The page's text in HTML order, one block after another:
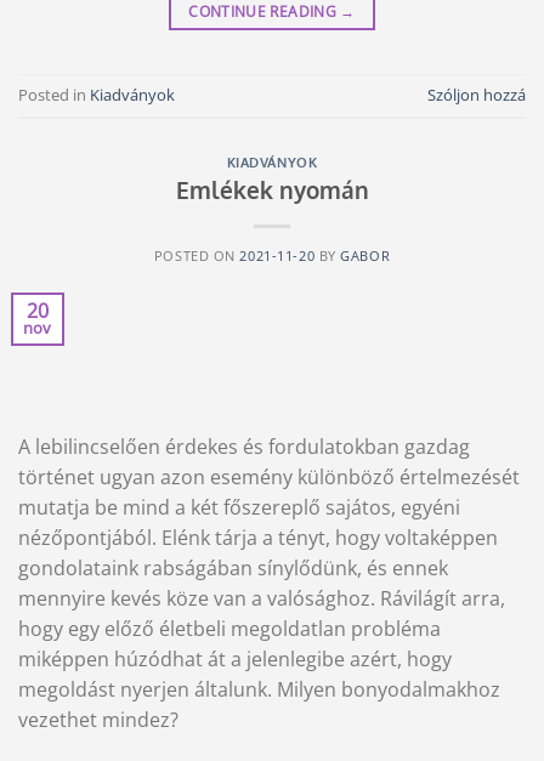
CONTINUE READING →
Posted in Kiadványok Szóljon hozzá
KIADVÁNYOK
Emlékek nyomán
POSTED ON 2021-11-20 BYGABOR
20
nov
A lebilincselően érdekes és fordulatokban gazdag
történet ugyan azon esemény különböző értelmezését
mutatja be mind a két főszereplő sajátos, egyéni
nézőpontjából. Elénk tárja a tényt, hogy voltaképpen
gondolataink rabságában sínylődünk, és ennek
mennyire kevés köze van a valósághoz. Rávilágít arra,
hogy egy előző életbeli megoldatlan probléma
miképpen húzódhat át a jelenlegibe azért, hogy
megoldást nyerjen általunk. Milyen bonyodalmakhoz
vezethet mindez?